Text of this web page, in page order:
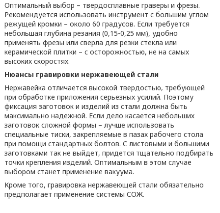
Оптимальный выбор – твердосплавные граверы и фрезы.
Рекомендуется использовать инструмент с большим углом
режущей кромки – около 60 градусов. Если требуется
небольшая глубина резания (0,15-0,25 мм), удобно
применять фрезы или сверла для резки стекла или
керамической плитки – с осторожностью, не на самых
высоких скоростях.
Нюансы гравировки нержавеющей стали
Нержавейка отличается высокой твердостью, требующей
при обработке приложения серьезных усилий. Поэтому
фиксация заготовок и изделий из стали должна быть
максимально надежной. Если дело касается небольших
заготовок сложной формы – лучше использовать
специальные тиски, закрепляемые в пазах рабочего стола
при помощи стандартных болтов. С листовыми и большими
заготовками так не выйдет, придется тщательно подбирать
точки крепления изделий. Оптимальным в этом случае
выбором станет применение вакуума.
Кроме того, гравировка нержавеющей стали обязательно
предполагает применение системы СОЖ.